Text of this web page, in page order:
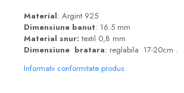
Material: Argint 925
Dimensiune banut: 16.5 mm
Material snur: textil 0,8 mm
Dimensiune bratara: reglabila 17-20cm .
Informatii conformitate produs